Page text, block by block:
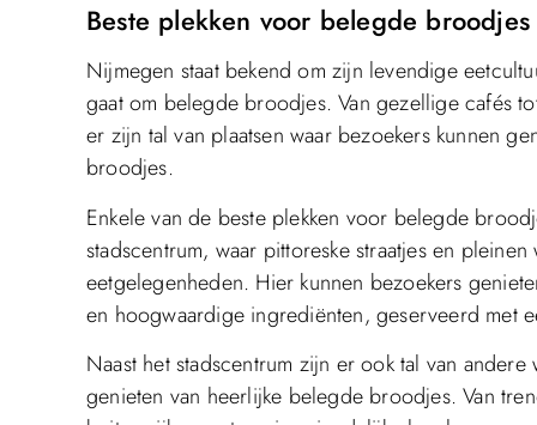
Beste plekken voor belegde
Nijmegen staat bekend om zijn levendige
gaat om belegde broodjes. Van gezellige cafés
er zijn tal van plaatsen waar bezoekers kunnen
broodjes.
Enkele van de beste plekken voor belegde
stadscentrum, waar pittoreske straatjes en
eetgelegenheden. Hier kunnen bezoekers
en hoogwaardige ingrediënten, geserveerd met
Naast het stadscentrum zijn er ook tal van
genieten van heerlijke belegde broodjes. Van